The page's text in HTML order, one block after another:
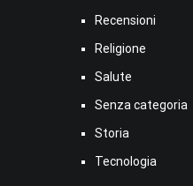
Recensioni
Religione
Salute
Senza categoria
Storia
Tecnologia